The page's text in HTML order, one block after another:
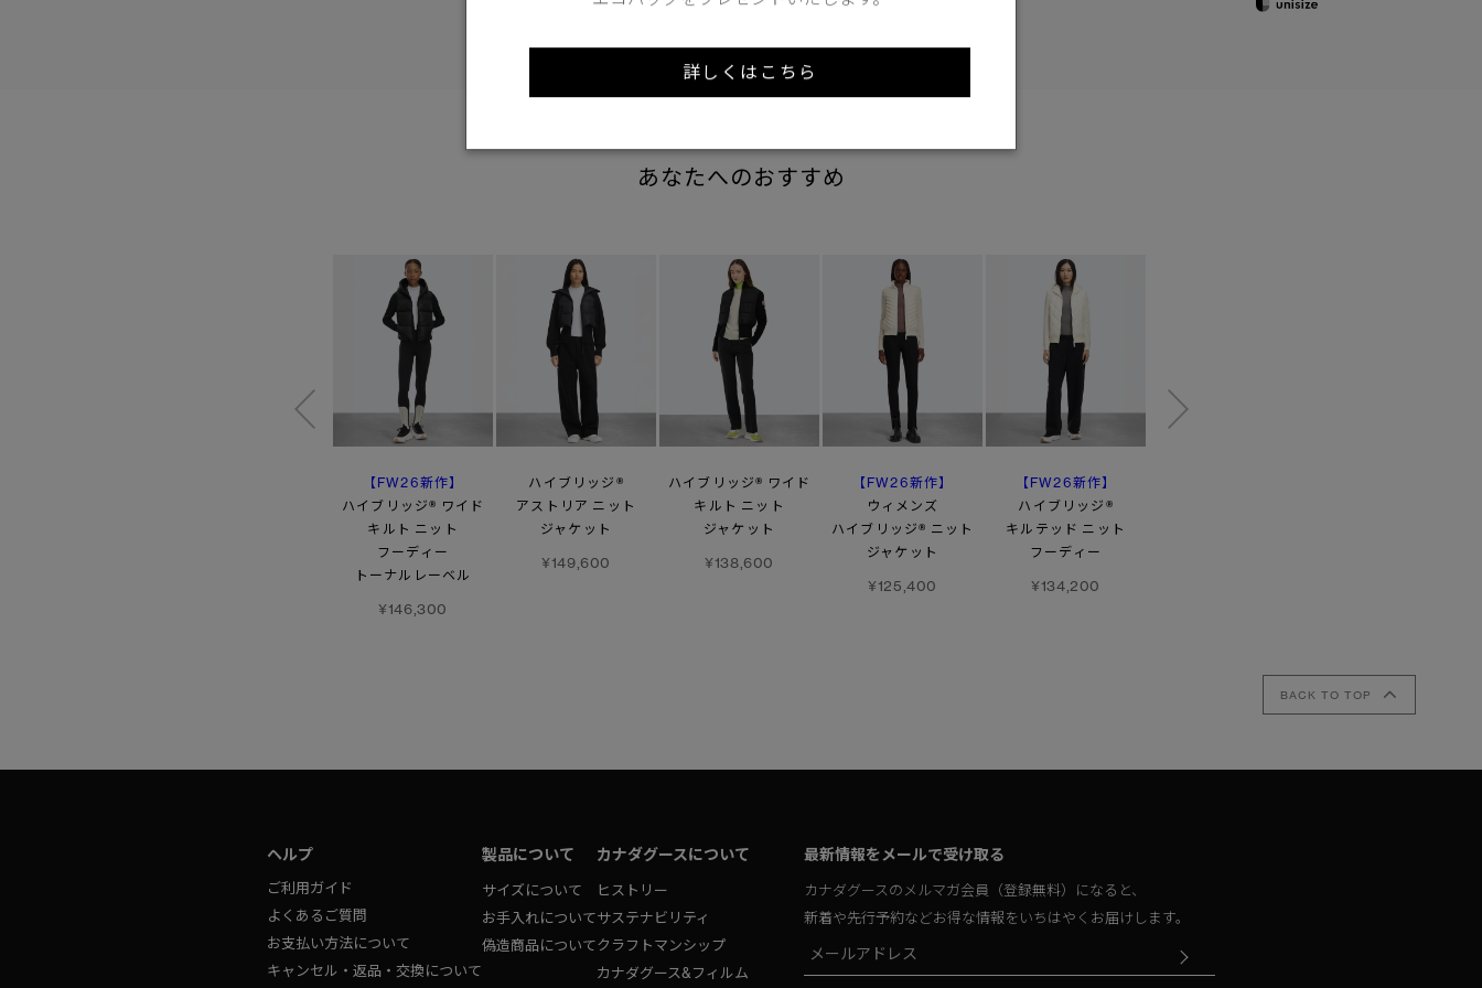
あなたへのおすすめ
【FW26新作】
ハイブリッジ® ワイド
キルト ニット
フーディー
トーナルレーベル
¥146,300
ハイブリッジ®
アストリア ニット
ジャケット
¥149,600
ハイブリッジ® ワイド
キルト ニット
ジャケット
¥138,600
【FW26新作】
ウィメンズ
ハイブリッジ® ニット
ジャケット
¥125,400
【FW26新作】
ハイブリッジ®
キルテッド ニット
フーディー
¥134,200
BACK TO TOP
ヘルプ
ご利用ガイド
よくあるご質問
お支払い方法について
キャンセル・返品・交換について
製品について
サイズについて
お手入れについて
偽造商品について
カナダグースについて
ヒストリー
サステナビリティ
クラフトマンシップ
カナダグース&フィルム
最新情報をメールで受け取る
カナダグースのメルマガ会員（登録無料）になると、
新着や先行予約などお得な情報をいちはやくお届けします。
詳しくはこちら